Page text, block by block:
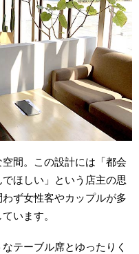
間。この設計には「都会
ほしい」という店主の思
ず女性客やカップルが多
います。
テーブル席とゆったりく